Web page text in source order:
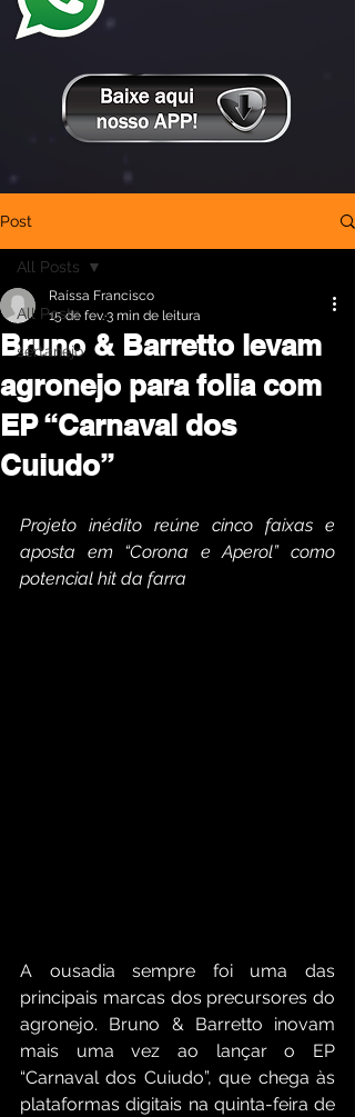
Post
All Posts
sertanejo
All Posts
Bruno & Barretto levam
agronejo para folia com
EP “Carnaval dos
Cuiudo”
Raíssa Francisco
15 de fev.3 min de leitura
Projeto inédito reúne cinco faixas e
aposta em “Corona e Aperol” como
potencial hit da farra
A ousadia sempre foi uma das
principais marcas dos precursores do
agronejo. Bruno & Barretto inovam
mais uma vez ao lançar o EP
“Carnaval dos Cuiudo”, que chega às
plataformas digitais na quinta-feira de